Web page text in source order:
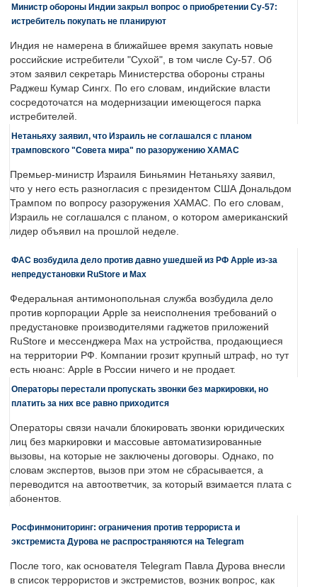
Министр обороны Индии закрыл вопрос о приобретении Су-57:
истребитель покупать не планируют
Индия не намерена в ближайшее время закупать новые
российские истребители "Сухой", в том числе Су-57. Об
этом заявил секретарь Министерства обороны страны
Раджеш Кумар Сингх. По его словам, индийские власти
сосредоточатся на модернизации имеющегося парка
истребителей.
Нетаньяху заявил, что Израиль не соглашался с планом
трамповского "Совета мира" по разоружению ХАМАС
Премьер-министр Израиля Биньямин Нетаньяху заявил,
что у него есть разногласия с президентом США Дональдом
Трампом по вопросу разоружения ХАМАС. По его словам,
Израиль не соглашался с планом, о котором американский
лидер объявил на прошлой неделе.
ФАС возбудила дело против давно ушедшей из РФ Apple из-за
непредустановки RuStore и Max
Федеральная антимонопольная служба возбудила дело
против корпорации Apple за неисполнения требований о
предустановке производителями гаджетов приложений
RuStore и мессенджера Max на устройства, продающиеся
на территории РФ. Компании грозит крупный штраф, но тут
есть нюанс: Apple в России ничего и не продает.
Операторы перестали пропускать звонки без маркировки, но
платить за них все равно приходится
Операторы связи начали блокировать звонки юридических
лиц без маркировки и массовые автоматизированные
вызовы, на которые не заключены договоры. Однако, по
словам экспертов, вызов при этом не сбрасывается, а
переводится на автоответчик, за который взимается плата с
абонентов.
Росфинмониторинг: ограничения против террориста и
экстремиста Дурова не распространяются на Telegram
После того, как основателя Telegram Павла Дурова внесли
в список террористов и экстремистов, возник вопрос, как